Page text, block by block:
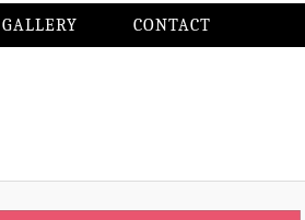
GALLERY CONTACT